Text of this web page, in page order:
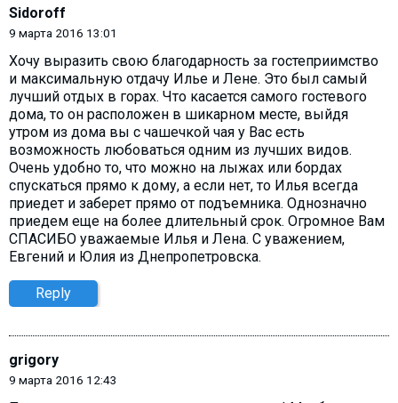
Sidoroff
9 марта 2016 13:01
Хочу выразить свою благодарность за гостеприимство
и максимальную отдачу Илье и Лене. Это был самый
лучший отдых в горах. Что касается самого гостевого
дома, то он расположен в шикарном месте, выйдя
утром из дома вы с чашечкой чая у Вас есть
возможность любоваться одним из лучших видов.
Очень удобно то, что можно на лыжах или бордах
спускаться прямо к дому, а если нет, то Илья всегда
приедет и заберет прямо от подъемника. Однозначно
приедем еще на более длительный срок. Огромное Вам
СПАСИБО уважаемые Илья и Лена. С уважением,
Евгений и Юлия из Днепропетровска.
Reply
grigory
9 марта 2016 12:43